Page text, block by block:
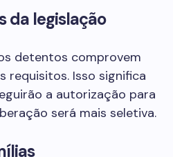
da legislação
detentos comprovem
requisitos. Isso significa
a autorização para
será mais seletiva.